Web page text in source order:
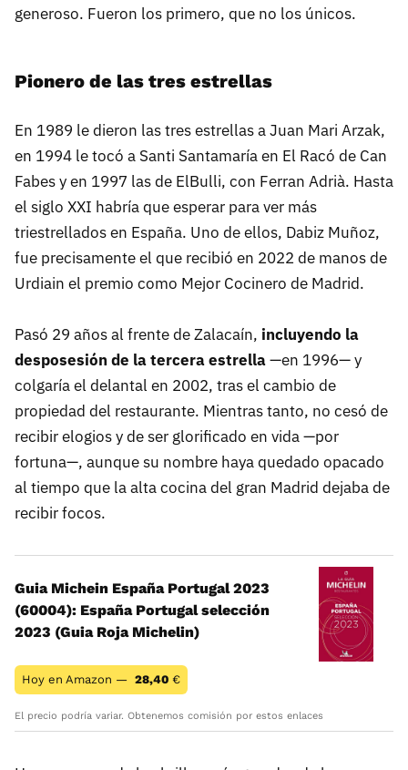
generoso. Fueron los primero, que no los únicos.
Pionero de las tres estrellas
En 1989 le dieron las tres estrellas a Juan Mari Arzak,
en 1994 le tocó a Santi Santamaría en El Racó de Can
Fabes y en 1997 las de ElBulli, con Ferran Adrià. Hasta
el siglo XXI habría que esperar para ver más
triestrellados en España. Uno de ellos, Dabiz Muñoz,
fue precisamente el que recibió en 2022 de manos de
Urdiain el premio como Mejor Cocinero de Madrid.
Pasó 29 años al frente de Zalacaín, incluyendo la
desposesión de la tercera estrella—en 1996— y
colgaría el delantal en 2002, tras el cambio de
propiedad del restaurante. Mientras tanto, no cesó de
recibir elogios y de ser glorificado en vida —por
fortuna—, aunque su nombre haya quedado opacado
al tiempo que la alta cocina del gran Madrid dejaba de
recibir focos.
Guia Michein España Portugal 2023
(60004): España Portugal selección
2023 (Guia Roja Michelin)
Hoy en Amazon — 28,40 €
El precio podría variar. Obtenemos comisión por estos enlaces